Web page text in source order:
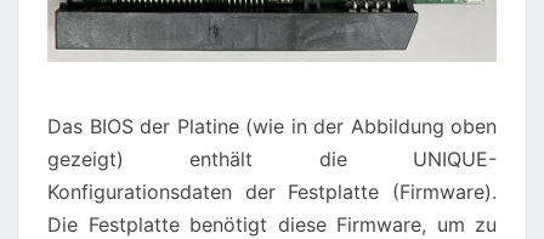
Das BIOS der Platine (wie in der Abbildung oben
gezeigt) enthält die UNIQUE-
Konfigurationsdaten der Festplatte (Firmware).
Die Festplatte benötigt diese Firmware, um zu